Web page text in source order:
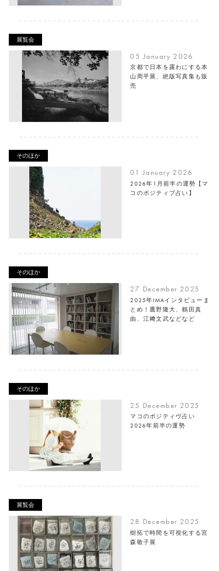
展覧会
05 January 2026
京都で日本を露わにする本
山周平展、絶版写真集も販
売
そのほか
01 January 2026
2026年1月前半の運勢【マ
コのポジティブ占い】
そのほか
27 December 2025
2025年IMAインタビューま
とめ！鷹野隆大、鶴田真
由、江﨑文武などなど
そのほか
25 December 2025
マコのポジティヴ占い
2026年前半の運勢
展覧会
28 December 2025
樹拓で時間を可視化する宮
森敬子展